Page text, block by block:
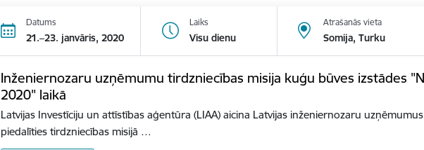
Datums
21.–23. janvāris, 2020
Laiks
Visu dienu
Atrašanās vieta
Somija, Turku
Inženiernozaru uzņēmumu tirdzniecības misija kuģu būves izstādes
2020" laikā
Latvijas Investīciju un attīstības aģentūra (LIAA) aicina Latvijas inženiernozaru uzņēmumus
piedalīties tirdzniecības misijā …